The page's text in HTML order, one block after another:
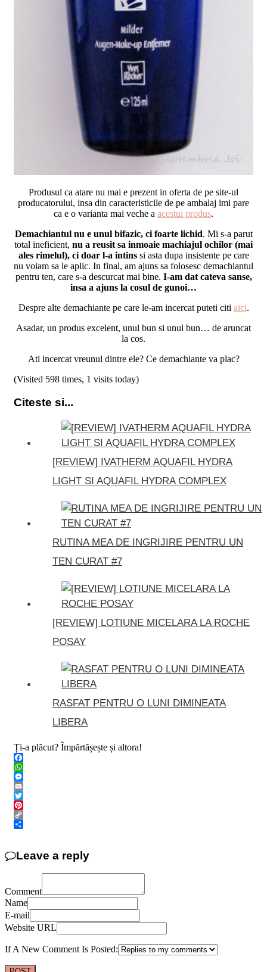
Produsul ca atare nu mai e prezent in oferta de pe site-ul
producatorului, insa din caracteristicile de pe ambalaj imi pare
ca e o varianta mai veche a acestui produs.
Demachiantul nu e unul bifazic, ci foarte lichid. Mi s-a parut
total ineficient, nu a reusit sa inmoaie machiajul ochilor (mai
ales rimelul), ci doar l-a intinssi asta dupa insistente pe care
nu voiam sa le aplic. In final, am ajuns sa folosesc demachiantul
pentru ten, care s-a descurcat mai bine. I-am dat cateva sanse,
insa a ajuns la cosul de gunoi…
Despre alte demachiante pe care le-am incercat puteti citi aici.
Asadar, un produs excelent, unul bun si unul bun… de aruncat
la cos.
Ati incercat vreunul dintre ele? Ce demachiante va plac?
(Visited 598 times, 1 visits today)
Citeste si...
[REVIEW] IVATHERM AQUAFIL HYDRA
LIGHT SI AQUAFIL HYDRA COMPLEX
RUTINA MEA DE INGRIJIRE PENTRU UN
TEN CURAT #7
[REVIEW] LOTIUNE MICELARA LA ROCHE
POSAY
RASFAT PENTRU O LUNI DIMINEATA
LIBERA
Ți-a plăcut? Împărtășește și altora!
Facebook
WhatsApp
Messenger
Email
Twitter
Pinterest
Copy
Leave a reply
Comment
Name
E-mail
Website URL
If A New Comment Is Posted: